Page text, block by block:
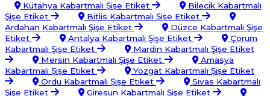
Kütahya Kabartmalı Şişe Etiket
Bilecik Kabartmalı
Şişe Etiket
Bitlis Kabartmalı Şişe Etiket
Ardahan Kabartmalı Şişe Etiket
Düzce Kabartmalı Şişe
Etiket
Antalya Kabartmalı Şişe Etiket
Çorum
Kabartmalı Şişe Etiket
Mardin Kabartmalı Şişe Etiket
Mersin Kabartmalı Şişe Etiket
Amasya
Kabartmalı Şişe Etiket
Yozgat Kabartmalı Şişe Etiket
Ordu Kabartmalı Şişe Etiket
Sivas Kabartmalı
Şişe Etiket
Giresun Kabartmalı Şişe Etiket